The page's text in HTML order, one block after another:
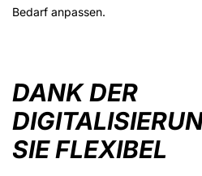
Bedarf anpassen.
DANK DER
SIE FLEXIBEL